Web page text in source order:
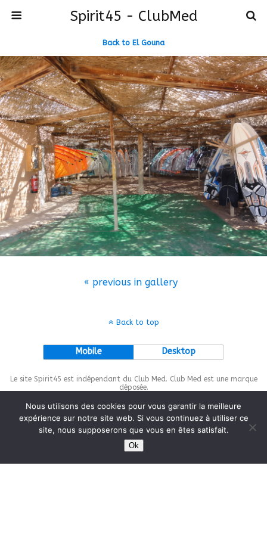
Spirit45 - ClubMed
Back to El Gouna
« previous in gallery
Back to top
Mobile Desktop
Le site Spirit45 est indépendant du Club Med. Club Med est une marque
déposée.
This site is protected bywp-copyrightpro.com
Nous utilisons des cookies pour vous garantir la meilleure
expérience sur notre site web. Si vous continuez à utiliser ce
site, nous supposerons que vous en êtes satisfait.
Ok